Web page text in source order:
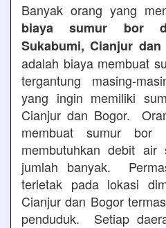
Banyak orang yang
biaya sumur bor
Sukabumi, Cianjur
adalah biaya membuat
tergantung masing-
yang ingin memiliki
Cianjur dan Bogor.
membuat sumur bor
membutuhkan debit air
jumlah banyak.
terletak pada lokasi
Cianjur dan Bogor
penduduk. Setiap